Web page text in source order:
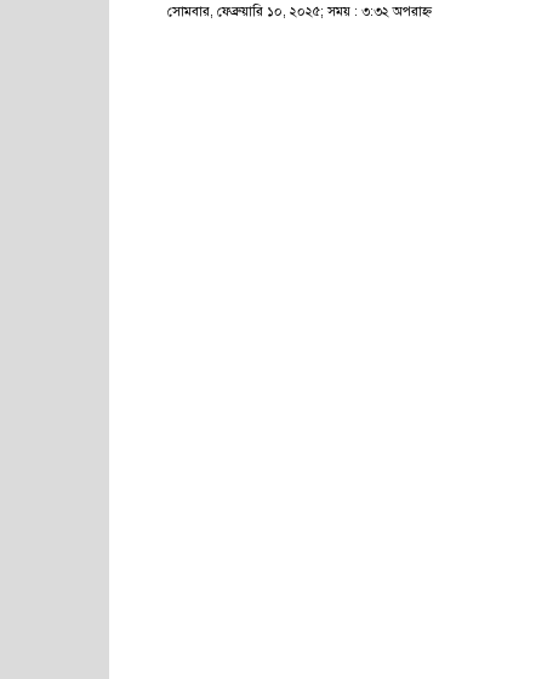
সোমবার, ফেব্রুয়ারি ১০, ২০২৫; সময় : ৩:৩২ অপরাহ্ণ